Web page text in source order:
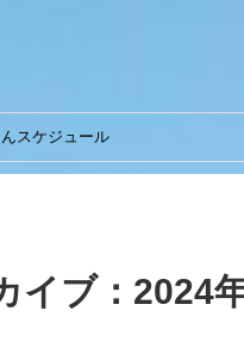
スケジュール
イブ：2024